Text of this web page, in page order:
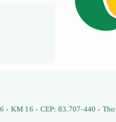
- KM 16 - CEP: 83.707-440 -